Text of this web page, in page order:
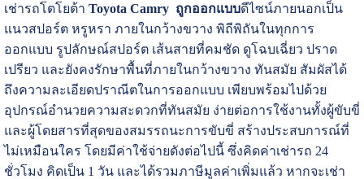
เช่ารถโตโยต้า Toyota Camry ถูกออกแบบดีไซน์ภายนอกเป็น
แนวสปอร์ต หรูหรา ภายในกว้างขวาง พิถีพิถันในทุกการ
ออกแบบ รูปลักษณ์สปอร์ต เส้นสายที่คมชัด ดูโฉบเฉี่ยว ปราด
เปรียว และยังคงรักษาพื้นที่ภายในกว้างขวาง ทันสมัย สัมผัสได้
ถึงความละเอียดปราณีตในการออกแบบ เพียบพร้อมไปด้วย
อุปกรณ์อำนวยความสะดวกที่ทันสมัย ง่ายต่อการใช้งานทั้งผู้ขับขี่
และผู้โดยสารที่สุดของสมรรถนะการขับขี่ สร้างประสบการณ์ที่
ไม่เหมือนใคร โดยมีค่าใช้จ่ายดังต่อไปนี้ ซึ่งคิดค่าเช่ารถ 24
ชั่วโมง คิดเป็น 1 วัน และได้รวมภาษีมูลค่าเพิ่มแล้ว หากจะเช่า